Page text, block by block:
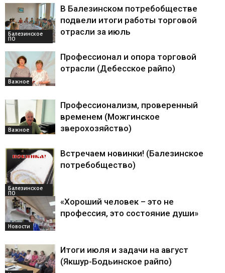
Балезинское
ПО
В Балезинском потребобществе
подвели итоги работы торговой
отрасли за июль
Важное
Профессионал и опора торговой
отрасли (Дебесское райпо)
Важное
Профессионализм, проверенный
временем (Можгинское
зверохозяйство)
Балезинское
ПО
Встречаем новинки! (Балезинское
потребобщество)
Новости
«Хороший человек – это не
профессия, это состояние души»
Итоги июля и задачи на август
(Якшур-Бодьинское райпо)